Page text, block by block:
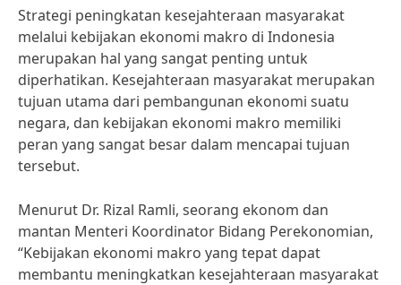
Strategi peningkatan kesejahteraan masyarakat
melalui kebijakan ekonomi makro di Indonesia
merupakan hal yang sangat penting untuk
diperhatikan. Kesejahteraan masyarakat merupakan
tujuan utama dari pembangunan ekonomi suatu
negara, dan kebijakan ekonomi makro memiliki
peran yang sangat besar dalam mencapai tujuan
tersebut.
Menurut Dr. Rizal Ramli, seorang ekonom dan
mantan Menteri Koordinator Bidang Perekonomian,
“Kebijakan ekonomi makro yang tepat dapat
membantu meningkatkan kesejahteraan masyarakat